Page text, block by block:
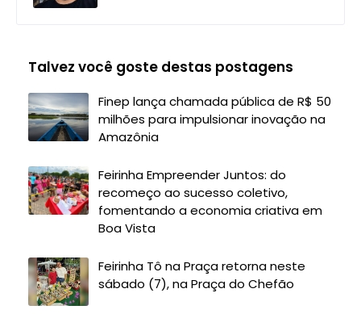
Talvez você goste destas postagens
Finep lança chamada pública de R$ 50
milhões para impulsionar inovação na
Amazônia
Feirinha Empreender Juntos: do
recomeço ao sucesso coletivo,
fomentando a economia criativa em
Boa Vista
Feirinha Tô na Praça retorna neste
sábado (7), na Praça do Chefão